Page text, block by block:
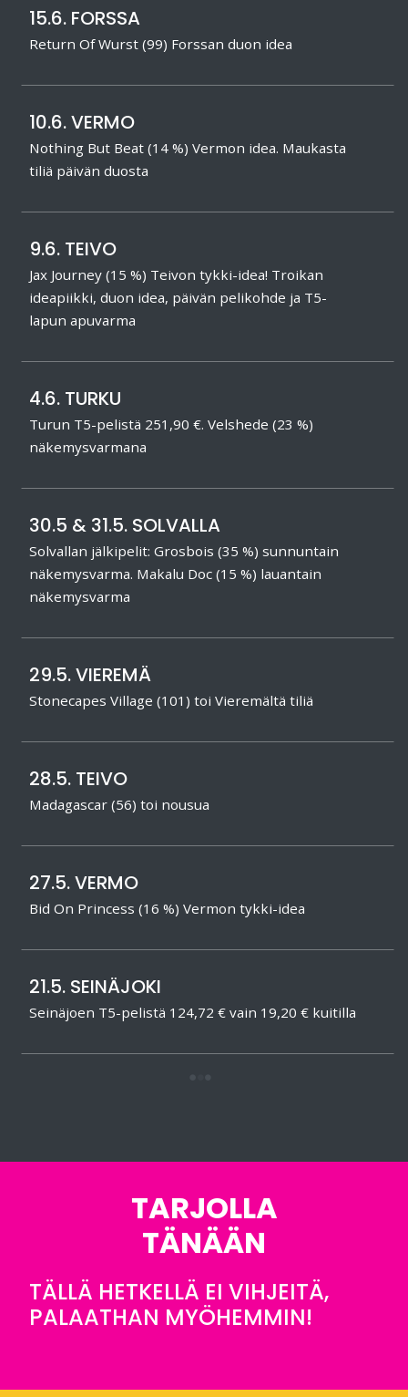
15.6. FORSSA
Return Of Wurst (99) Forssan duon idea
10.6. VERMO
Nothing But Beat (14 %) Vermon idea. Maukasta
tiliä päivän duosta
9.6. TEIVO
Jax Journey (15 %) Teivon tykki-idea! Troikan
ideapiikki, duon idea, päivän pelikohde ja T5-
lapun apuvarma
4.6. TURKU
Turun T5-pelistä 251,90 €. Velshede (23 %)
näkemysvarmana
30.5 & 31.5. SOLVALLA
Solvallan jälkipelit: Grosbois (35 %) sunnuntain
näkemysvarma. Makalu Doc (15 %) lauantain
näkemysvarma
29.5. VIEREMÄ
Stonecapes Village (101) toi Vieremältä tiliä
28.5. TEIVO
Madagascar (56) toi nousua
27.5. VERMO
Bid On Princess (16 %) Vermon tykki-idea
21.5. SEINÄJOKI
Seinäjoen T5-pelistä 124,72 € vain 19,20 € kuitilla
TARJOLLA
TÄNÄÄN
TÄLLÄ HETKELLÄ EI VIHJEITÄ,
PALAATHAN MYÖHEMMIN!